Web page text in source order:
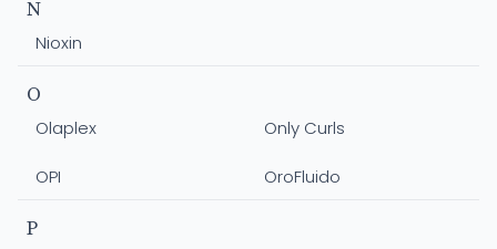
N
Nioxin
O
Olaplex Only Curls
OPI OroFluido
P